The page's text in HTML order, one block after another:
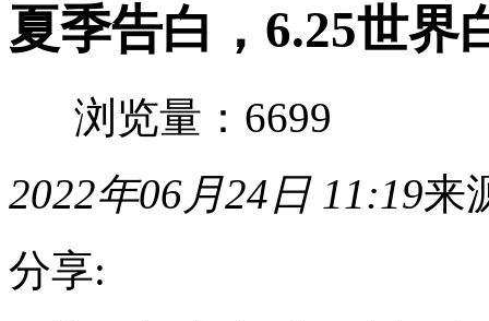
夏季告白，6.25世界
浏览量：6699
2022年06月24日 11:19来
分享: